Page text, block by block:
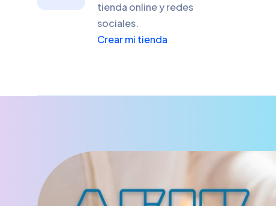
tienda online y redes
sociales.
Crear mi tienda